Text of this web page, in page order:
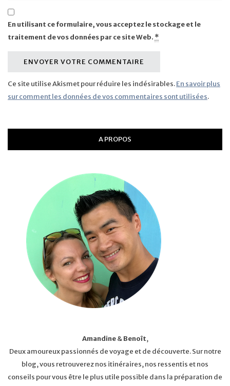
En utilisant ce formulaire, vous acceptez le stockage et le
traitement de vos données par ce site Web. *
Ce site utilise Akismet pour réduire les indésirables.En savoir plus
sur comment les données de vos commentaires sont utilisées.
A PROPOS
Amandine&Benoît,
Deux amoureux passionnés de voyage et de découverte. Sur notre
blog, vous retrouverez nos itinéraires, nos ressentis et nos
conseils pour vous être le plus utile possible dans la préparation de